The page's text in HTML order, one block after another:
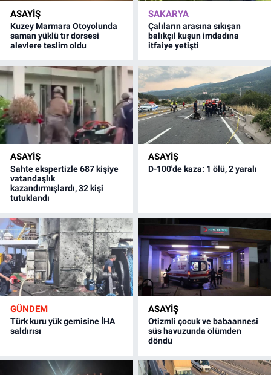
ASAYİŞ
Kuzey Marmara Otoyolunda
saman yüklü tır dorsesi
alevlere teslim oldu
SAKARYA
Çalıların arasına sıkışan
balıkçıl kuşun imdadına
itfaiye yetişti
ASAYİŞ
Sahte ekspertizle 687 kişiye
vatandaşlık
kazandırmışlardı, 32 kişi
tutuklandı
ASAYİŞ
D-100'de kaza: 1 ölü, 2 yaralı
GÜNDEM
Türk kuru yük gemisine İHA
saldırısı
ASAYİŞ
Otizmli çocuk ve babaannesi
süs havuzunda ölümden
döndü